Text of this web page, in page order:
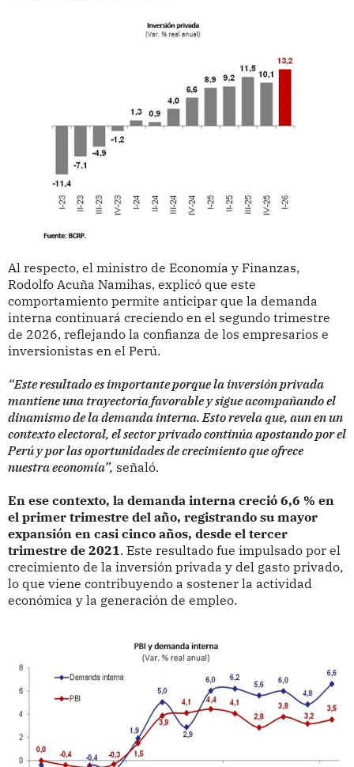
Al respecto, el ministro de Economía y Finanzas,
Rodolfo Acuña Namihas, explicó que este
comportamiento permite anticipar que la demanda
interna continuará creciendo en el segundo trimestre
de 2026, reflejando la confianza de los empresarios e
inversionistas en el Perú.
“Este resultado es importante porque la inversión privada
mantiene una trayectoria favorable y sigue acompañando el
dinamismo de la demanda interna. Esto revela que, aun en un
contexto electoral, el sector privado continúa apostando por el
Perú y por las oportunidades de crecimiento que ofrece
nuestra economía”, señaló.
En ese contexto, la demanda interna creció 6,6 % en
el primer trimestre del año, registrando su mayor
expansión en casi cinco años, desde el tercer
trimestre de 2021 . Este resultado fue impulsado por el
crecimiento de la inversión privada y del gasto privado,
lo que viene contribuyendo a sostener la actividad
económica y la generación de empleo.